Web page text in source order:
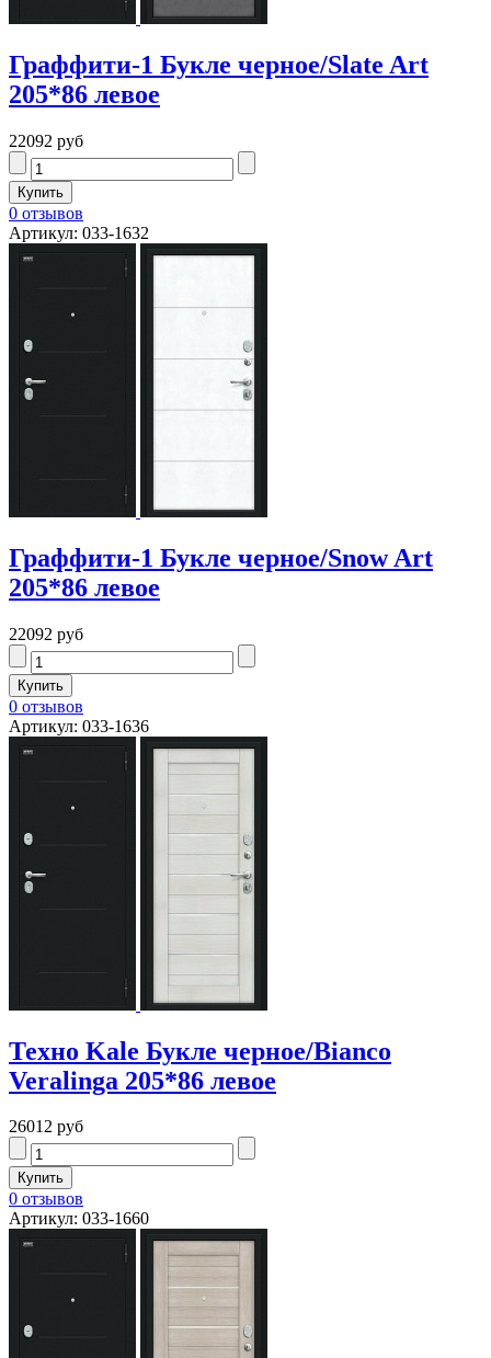
Граффити-1 Букле черное/Slate Art
205*86 левое
22092 руб
0 отзывов
Артикул: 033-1632
Граффити-1 Букле черное/Snow Art
205*86 левое
22092 руб
0 отзывов
Артикул: 033-1636
Техно Kale Букле черное/Bianco
Veralinga 205*86 левое
26012 руб
0 отзывов
Артикул: 033-1660